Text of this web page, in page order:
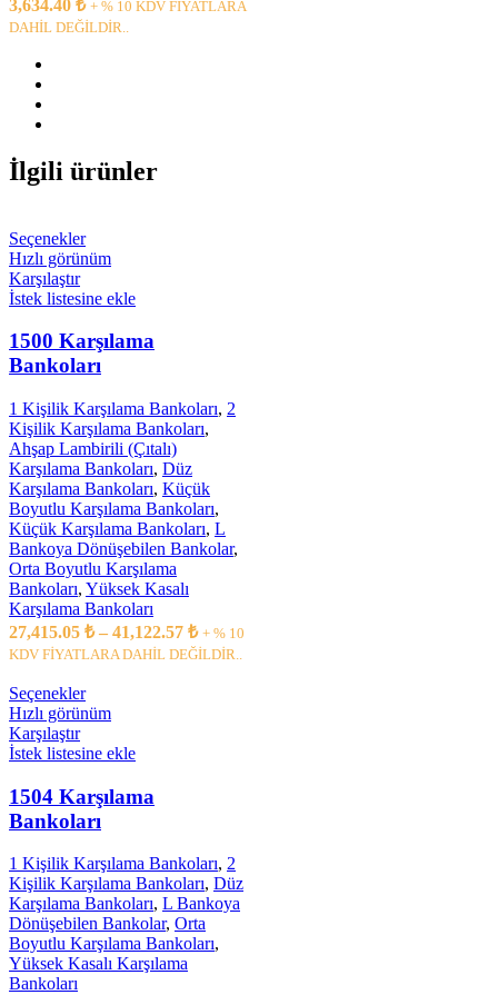
3,634.40 ₺ + % 10 KDV FİYATLARA
DAHİL DEĞİLDİR..
İlgili ürünler
Seçenekler
Hızlı görünüm
Karşılaştır
İstek listesine ekle
1500 Karşılama
Bankoları
1 Kişilik Karşılama Bankoları, 2
Kişilik Karşılama Bankoları,
Ahşap Lambirili (Çıtalı)
Karşılama Bankoları, Düz
Karşılama Bankoları, Küçük
Boyutlu Karşılama Bankoları,
Küçük Karşılama Bankoları, L
Bankoya Dönüşebilen Bankolar,
Orta Boyutlu Karşılama
Bankoları, Yüksek Kasalı
Karşılama Bankoları
27,415.05 ₺ – 41,122.57 ₺ + % 10
KDV FİYATLARA DAHİL DEĞİLDİR..
Seçenekler
Hızlı görünüm
Karşılaştır
İstek listesine ekle
1504 Karşılama
Bankoları
1 Kişilik Karşılama Bankoları, 2
Kişilik Karşılama Bankoları, Düz
Karşılama Bankoları, L Bankoya
Dönüşebilen Bankolar, Orta
Boyutlu Karşılama Bankoları,
Yüksek Kasalı Karşılama
Bankoları